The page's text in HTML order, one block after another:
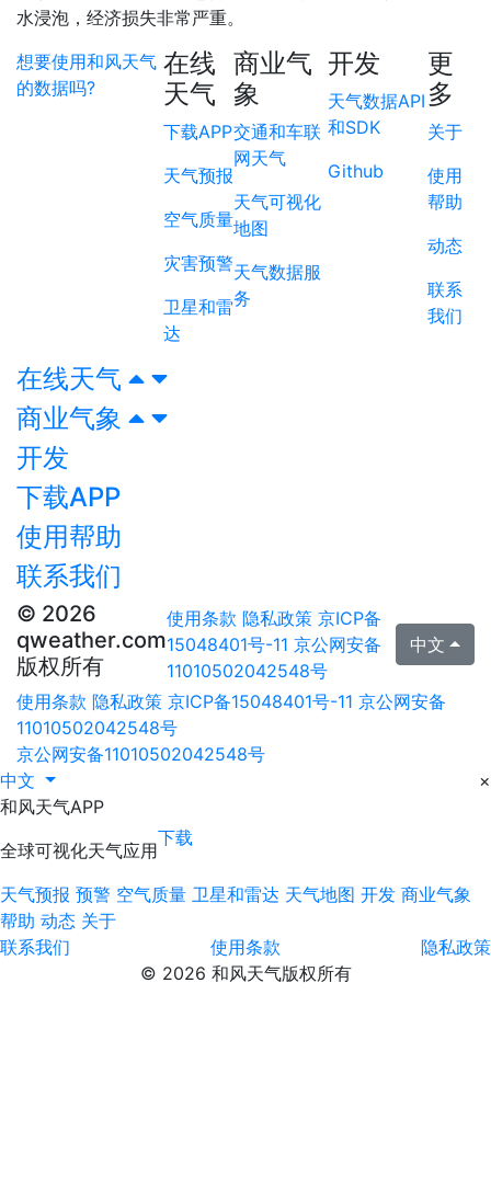
水浸泡，经济损失非常严重。
想要使用和风天气
的数据吗?
在线
天气
下载APP
天气预报
空气质量
灾害预警
卫星和雷
达
商业气
象
交通和车联
网天气
天气可视化
地图
天气数据服
务
开发
天气数据API
和SDK
Github
更
多
关于
使用
帮助
动态
联系
我们
在线天气
商业气象
开发
下载APP
使用帮助
联系我们
© 2026
qweather.com
版权所有
使用条款 隐私政策 京ICP备
15048401号-11 京公网安备
11010502042548号
中文
使用条款 隐私政策 京ICP备15048401号-11 京公网安备
11010502042548号
京公网安备11010502042548号
中文
×
和风天气APP
全球可视化天气应用
下载
天气预报 预警 空气质量 卫星和雷达 天气地图 开发 商业气象
帮助 动态 关于
联系我们
使用条款
隐私政策
© 2026 和风天气版权所有